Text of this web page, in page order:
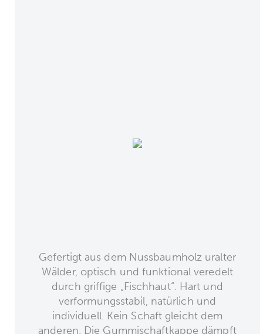
Gefertigt aus dem Nussbaumholz uralter
Wälder, optisch und funktional veredelt
durch griffige „Fischhaut“. Hart und
verformungsstabil, natürlich und
individuell. Kein Schaft gleicht dem
anderen. Die Gummischaftkappe dämpft